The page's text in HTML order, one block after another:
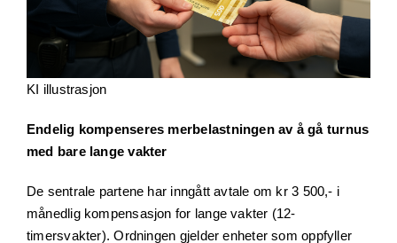
KI illustrasjon
Endelig kompenseres merbelastningen av å gå turnus
med bare lange vakter
De sentrale partene har inngått avtale om kr 3 500,- i
månedlig kompensasjon for lange vakter (12-
timersvakter). Ordningen gjelder enheter som oppfyller